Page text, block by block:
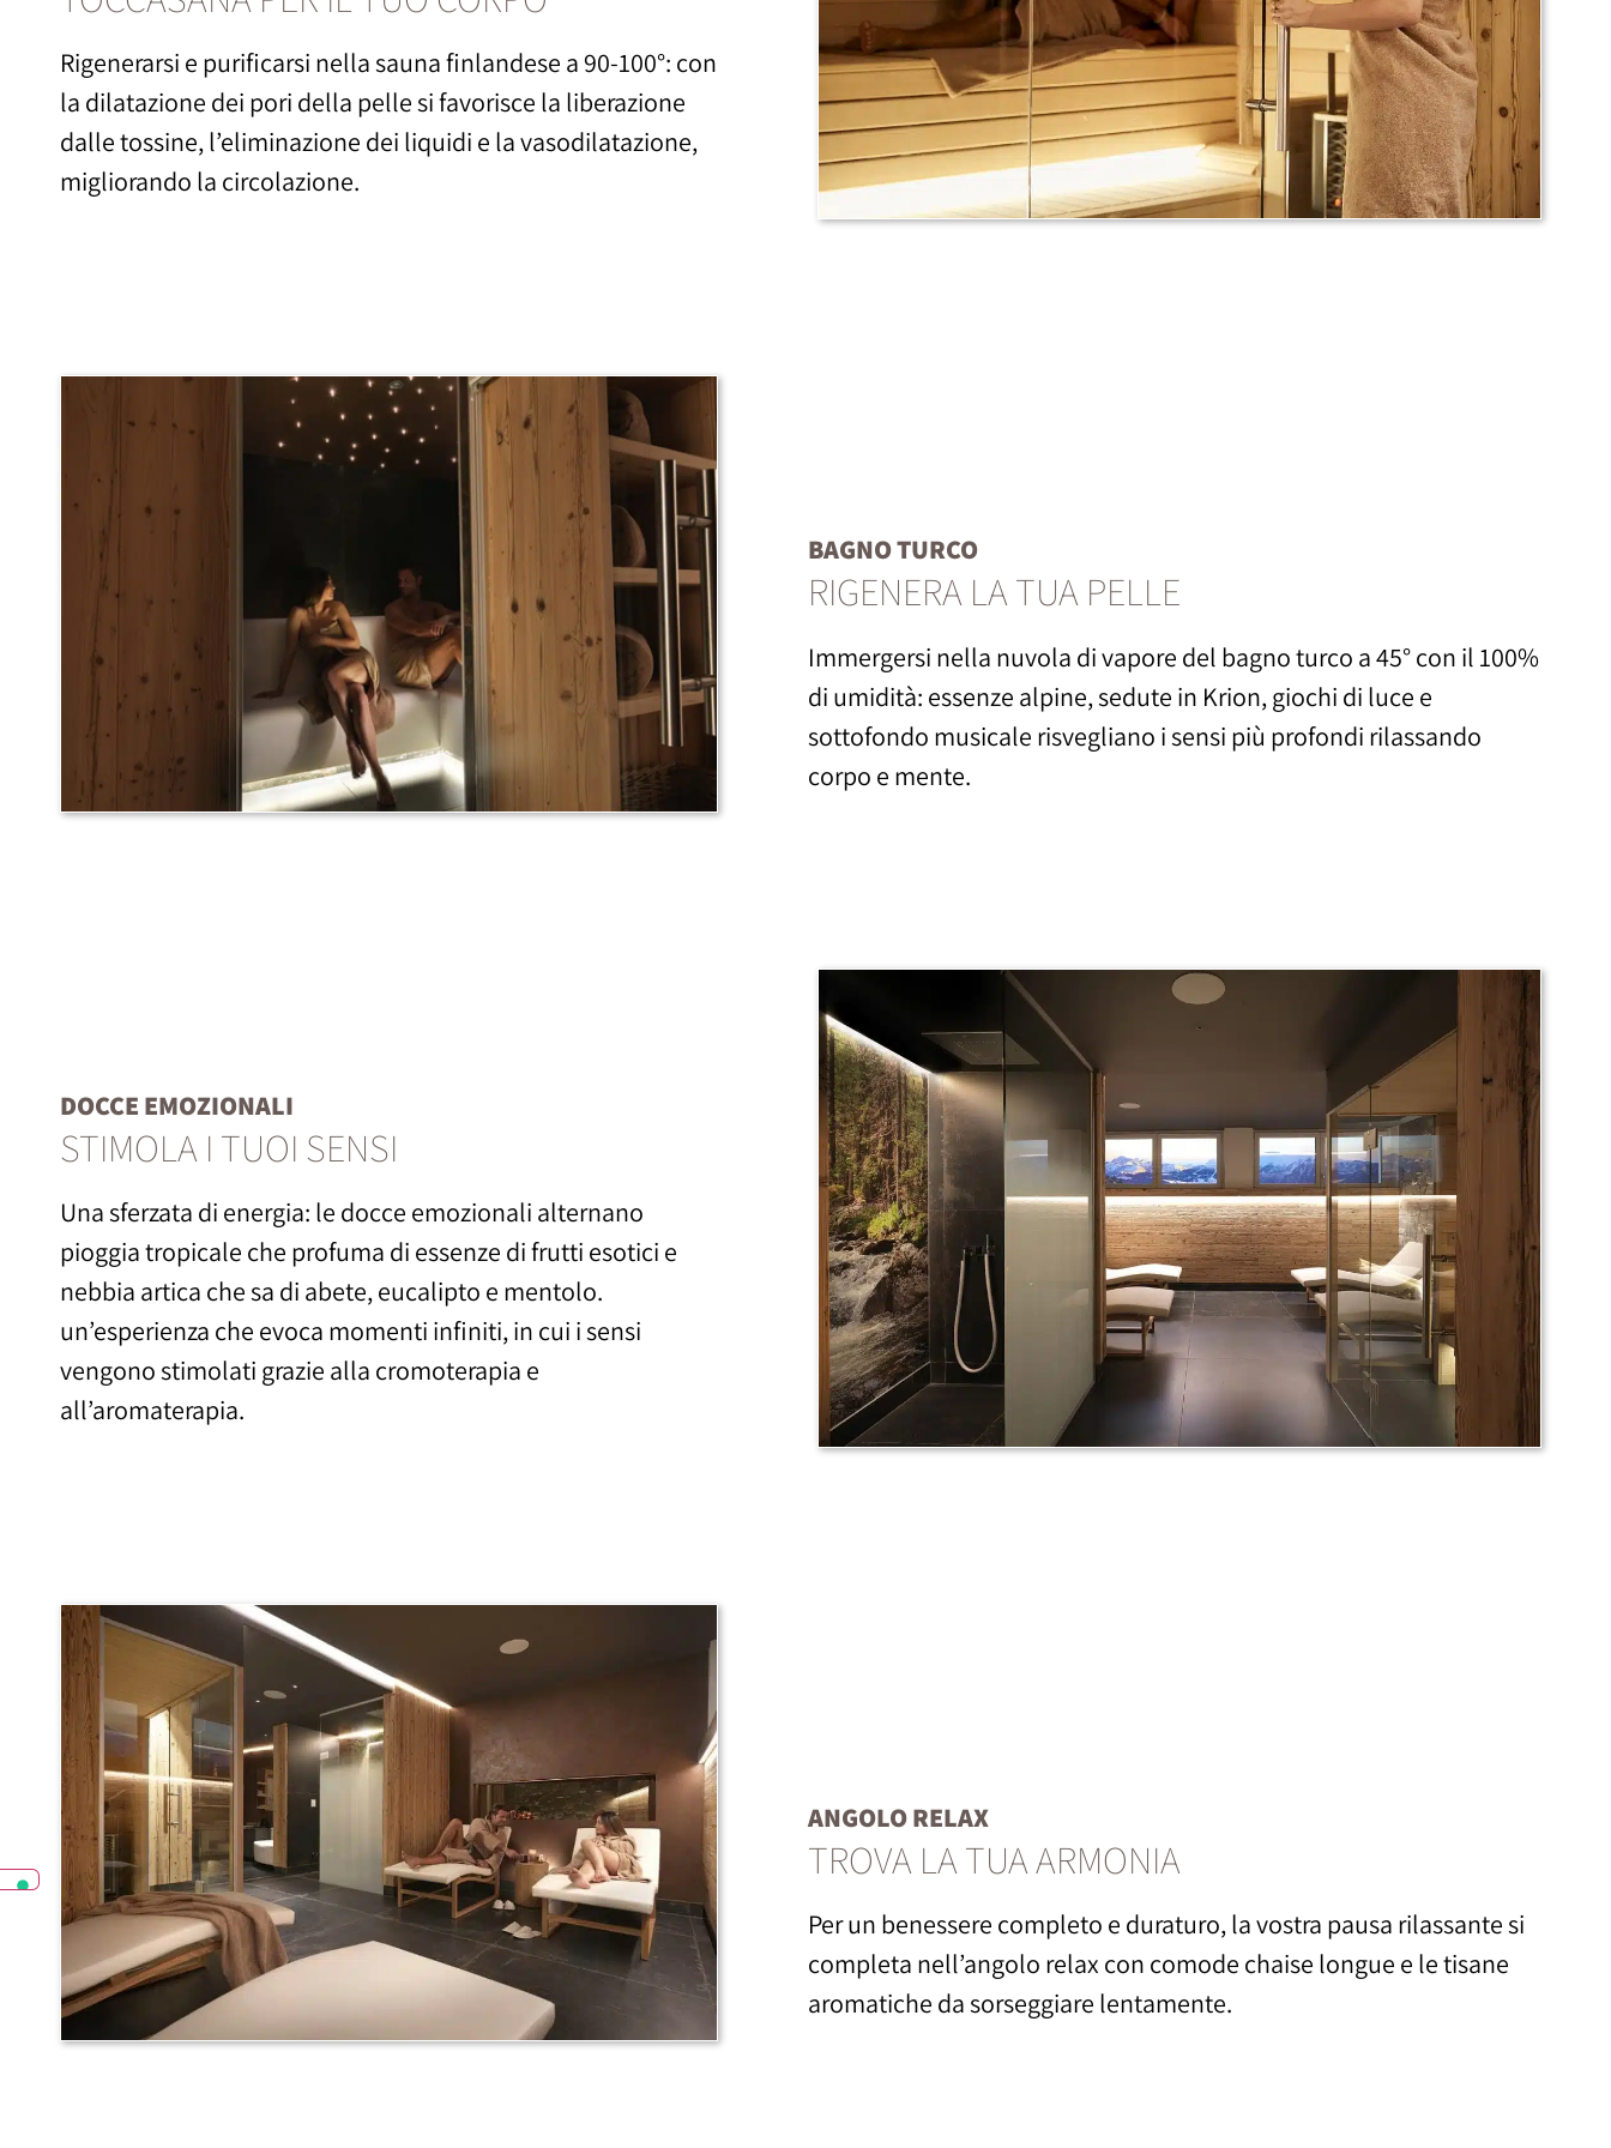
Rigenerarsi e purificarsi nella sauna finlandese a 90-100°: con
la dilatazione dei pori della pelle si favorisce la liberazione
dalle tossine, l’eliminazione dei liquidi e la vasodilatazione,
migliorando la circolazione.
BAGNO TURCO
RIGENERA LA TUA PELLE
Immergersi nella nuvola di vapore del bagno turco a 45° con il 100%
di umidità: essenze alpine, sedute in Krion, giochi di luce e
sottofondo musicale risvegliano i sensi più profondi rilassando
corpo e mente.
DOCCE EMOZIONALI
STIMOLA I TUOI SENSI
Una sferzata di energia: le docce emozionali alternano
pioggia tropicale che profuma di essenze di frutti esotici e
nebbia artica che sa di abete, eucalipto e mentolo.
un’esperienza che evoca momenti infiniti, in cui i sensi
vengono stimolati grazie alla cromoterapia e
all’aromaterapia.
ANGOLO RELAX
TROVA LA TUA ARMONIA
Per un benessere completo e duraturo, la vostra pausa rilassante si
completa nell’angolo relax con comode chaise longue e le tisane
aromatiche da sorseggiare lentamente.